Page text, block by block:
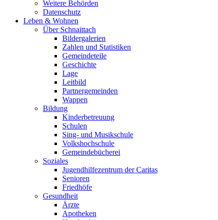
Weitere Behörden
Datenschutz
Leben & Wohnen
Über Schnaittach
Bildergalerien
Zahlen und Statistiken
Gemeindeteile
Geschichte
Lage
Leitbild
Partnergemeinden
Wappen
Bildung
Kinderbetreuung
Schulen
Sing- und Musikschule
Volkshochschule
Gemeindebücherei
Soziales
Jugendhilfezentrum der Caritas
Senioren
Friedhöfe
Gesundheit
Ärzte
Apotheken